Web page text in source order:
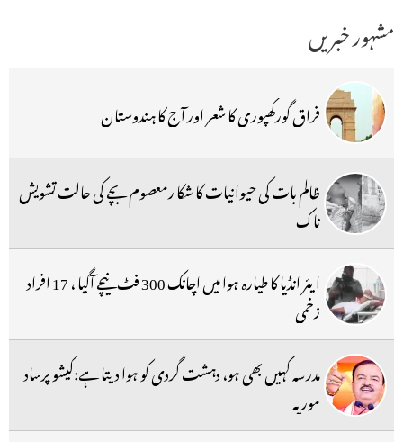
مشہور خبریں
فراق گورکھپوری کا شعر اور آج کا ہندوستان
ظالم بات کی حیوانیات کا شکا رمعصوم بچے کی حالت تشویش
ناک
ایئر انڈیا کا طیارہ ہوا میں اچانک 300 فٹ نیچے آگیا ، 17 افراد
زخمی
مدرسہ کہیں بھی ہو، دہشت گردی کو ہوا دیتا ہے:کیشو پرساد
موریہ